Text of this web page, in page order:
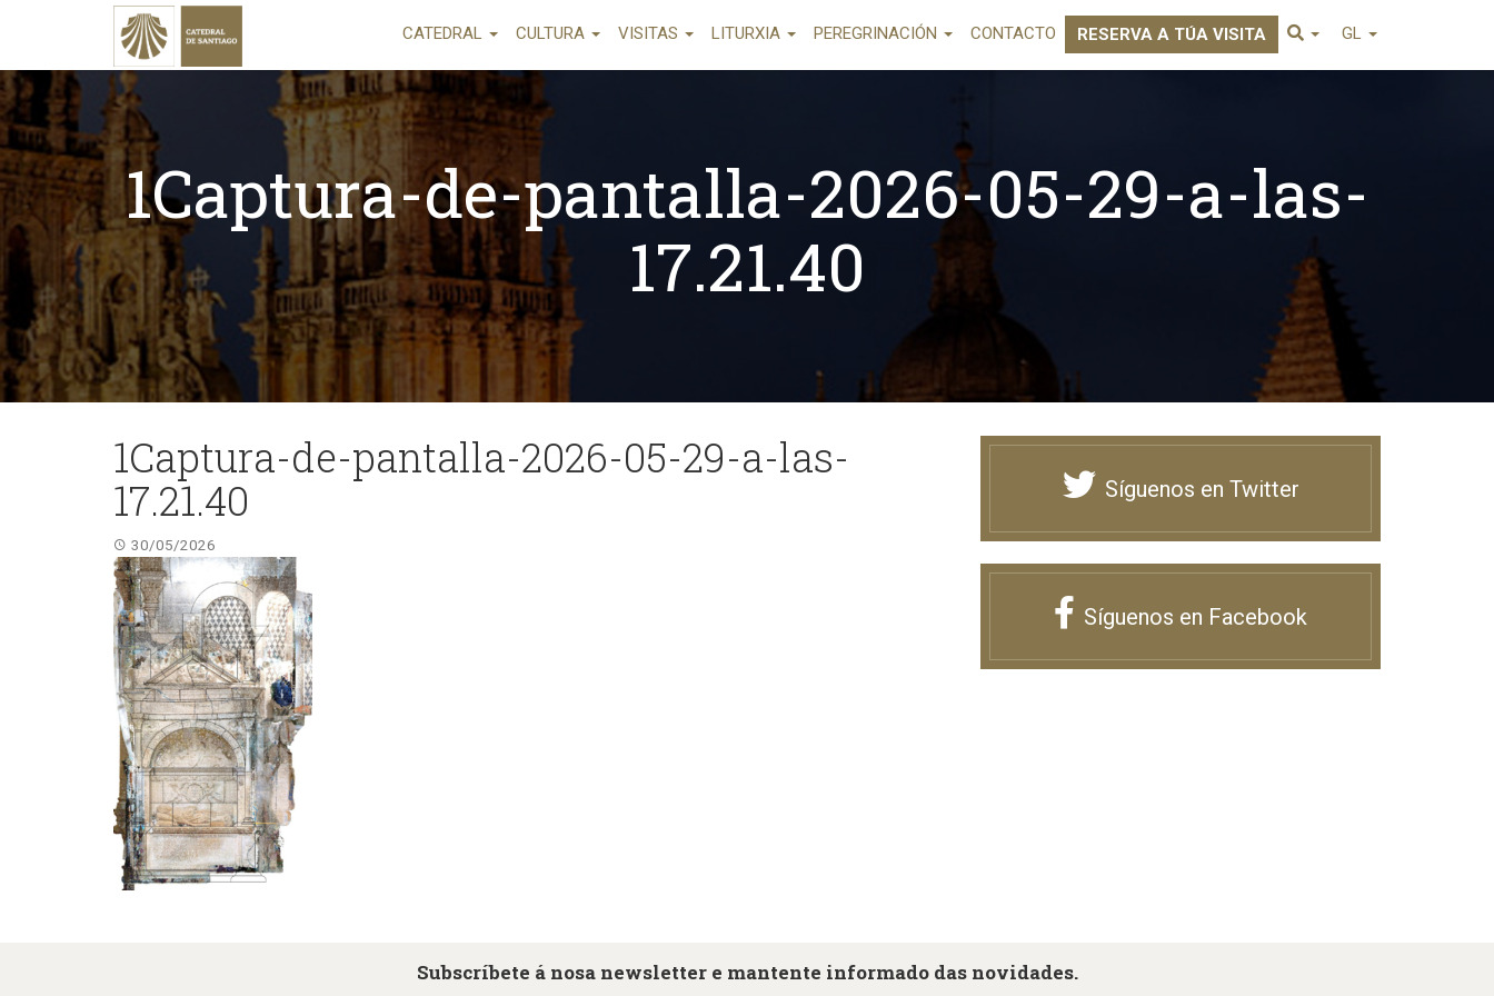
CATEDRAL CULTURA VISITAS LITURXIA PEREGRINACIÓN CONTACTO RESERVA A TÚA VISITA GL
1Captura-de-pantalla-2026-05-29-a-las-
17.21.40
1Captura-de-pantalla-2026-05-29-a-las-
17.21.40
30/05/2026
Síguenos en Twitter
Síguenos en Facebook
Subscríbete á nosa newsletter e mantente informado das novidades.